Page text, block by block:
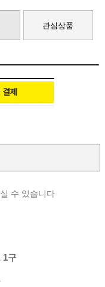
관심상품
수 있습니다
1구